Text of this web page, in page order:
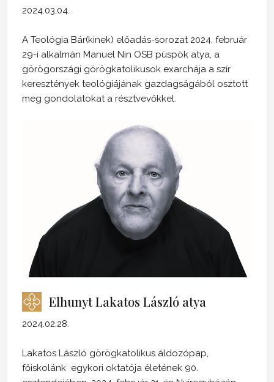
2024.03.04.
A Teológia Bár(kinek) előadás-sorozat 2024. február
29-i alkalmán Manuel Nin OSB püspök atya, a
görögországi görögkatolikusok exarchája a szír
keresztények teológiájának gazdagságából osztott
meg gondolatokat a résztvevőkkel.
Elhunyt Lakatos László atya
2024.02.28.
Lakatos László görögkatolikus áldozópap,
főiskolánk egykori oktatója életének 90.